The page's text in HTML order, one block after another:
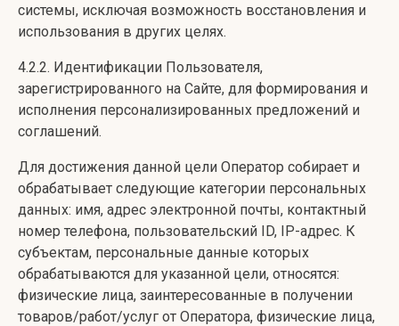
системы, исключая возможность восстановления и
использования в других целях.
4.2.2. Идентификации Пользователя,
зарегистрированного на Сайте, для формирования и
исполнения персонализированных предложений и
соглашений.
Для достижения данной цели Оператор собирает и
обрабатывает следующие категории персональных
данных: имя, адрес электронной почты, контактный
номер телефона, пользовательский ID, IP-адрес. К
субъектам, персональные данные которых
обрабатываются для указанной цели, относятся:
физические лица, заинтересованные в получении
товаров/работ/услуг от Оператора, физические лица,